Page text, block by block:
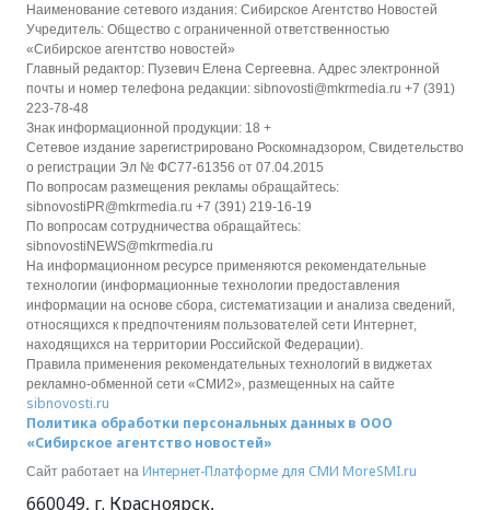
Наименование сетевого издания: Сибирское Агентство Новостей
Учредитель: Общество с ограниченной ответственностью
«Сибирское агентство новостей»
Главный редактор: Пузевич Елена Сергеевна. Адрес электронной
почты и номер телефона редакции: sibnovosti@mkrmedia.ru +7 (391)
223-78-48
Знак информационной продукции: 18 +
Сетевое издание зарегистрировано Роскомнадзором, Свидетельство
о регистрации Эл № ФС77-61356 от 07.04.2015
По вопросам размещения рекламы обращайтесь:
sibnovostiPR@mkrmedia.ru +7 (391) 219-16-19
По вопросам сотрудничества обращайтесь:
sibnovostiNEWS@mkrmedia.ru
На информационном ресурсе применяются рекомендательные
технологии (информационные технологии предоставления
информации на основе сбора, систематизации и анализа сведений,
относящихся к предпочтениям пользователей сети Интернет,
находящихся на территории Российской Федерации).
Правила применения рекомендательных технологий в виджетах
рекламно-обменной сети «СМИ2», размещенных на сайте
sibnovosti.ru
Политика обработки персональных данных в ООО
«Сибирское агентство новостей»
Сайт работает на Интернет-Платформе для СМИ MoreSMI.ru
660049, г. Красноярск,